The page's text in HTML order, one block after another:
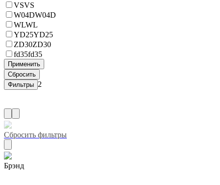
VSVS
W04DW04D
WLWL
YD25YD25
ZD30ZD30
fd35fd35
2
Сбросить фильтры
Брэнд